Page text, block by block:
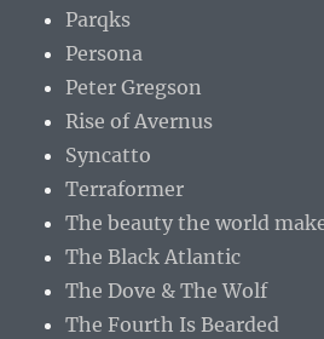
Parqks
Persona
Peter Gregson
Rise of Avernus
Syncatto
Terraformer
The beauty the world
The Black Atlantic
The Dove & The Wolf
The Fourth Is Bearded